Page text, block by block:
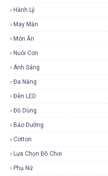
Hành Lý
May Mắn
Món Ăn
Nuôi Con
Ánh Sáng
Đa Năng
Đèn LED
Đồ Dùng
Bảo Dưỡng
Cotton
Lựa Chọn Đồ Chơi
Phụ Nữ